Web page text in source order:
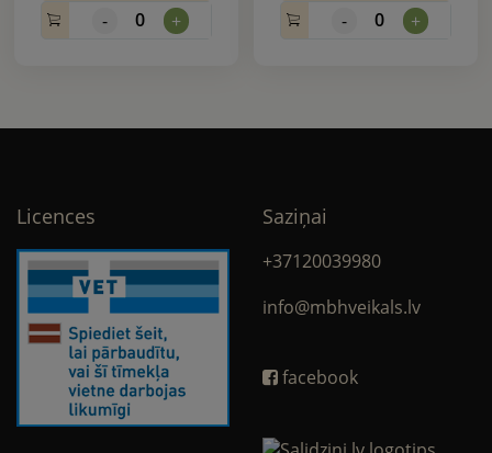
- 0 + - 0 +
Licences Saziņai
+37120039980
info@mbhveikals.lv
facebook